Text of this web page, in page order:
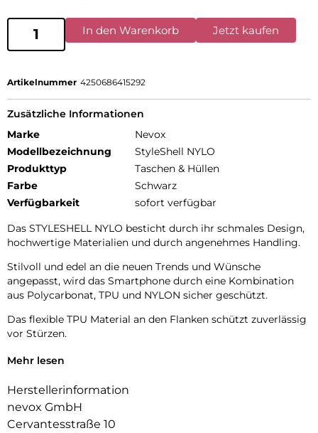
In den Warenkorb Jetzt kaufen
Artikelnummer 4250686415292
Zusätzliche Informationen
Marke
Nevox
Modellbezeichnung
StyleShell NYLO
Produkttyp
Taschen & Hüllen
Farbe
Schwarz
Verfügbarkeit
sofort verfügbar
Das STYLESHELL NYLO besticht durch ihr schmales Design,
hochwertige Materialien und durch angenehmes Handling.
Stilvoll und edel an die neuen Trends und Wünsche
angepasst, wird das Smartphone durch eine Kombination
aus Polycarbonat, TPU und NYLON sicher geschützt.
Das flexible TPU Material an den Flanken schützt zuverlässig
vor Stürzen.
Das Display ist durch die seitlichen Flanken geschützt.
geschützt.
Die Anschlüsse, Knöpfe und Kamera bleiben voll zugänglich.
Mehr lesen
Herstellerinformation
nevox GmbH
Cervantesstraße 10